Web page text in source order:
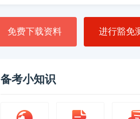
用户987 130****6344 2024-09-13
免费下载资料 进行豁免
备考小知识